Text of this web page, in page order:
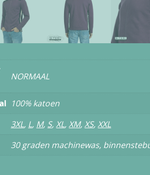
NORMAAL
100% katoen
3XL, L, M, S,XL,XM,XS,XXL
30 graden machinewas,